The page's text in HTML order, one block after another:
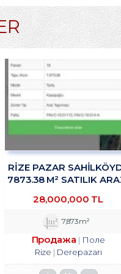
RİZE PAZAR
7873.38 M² SATILIK
28,000,000 TL
7,873m²
Продажа
Поле
Rize
Derepazarı